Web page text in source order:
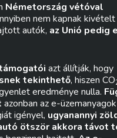
Németország vétóval
nem kapnak
autók, az Unió pedig
azt állítják, hogy
tekinthető, hiszen CO
eredménye nulla.
azonban az e-
igényel, ugyanannyi
ötször akkora távot